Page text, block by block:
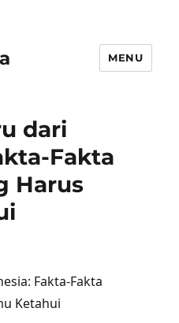
MENU
dari
Fakta
Harus
Fakta-Fakta
Ketahui